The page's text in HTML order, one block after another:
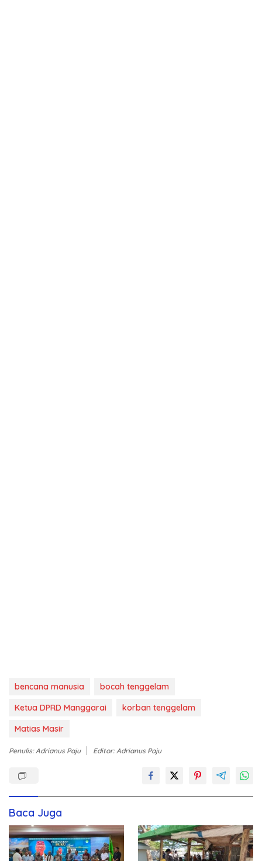
bencana manusia
bocah tenggelam
Ketua DPRD Manggarai
korban tenggelam
Matias Masir
Penulis: Adrianus Paju Editor: Adrianus Paju
Baca Juga